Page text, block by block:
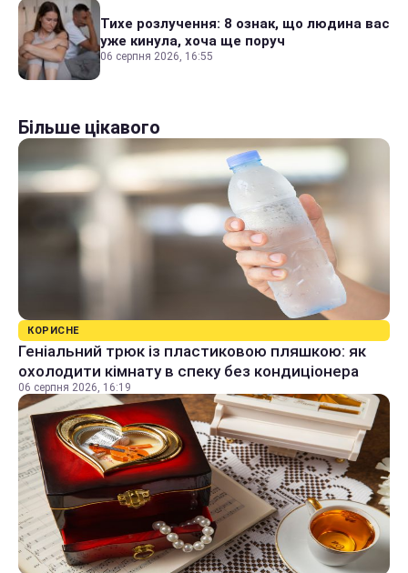
Тихе розлучення: 8 ознак, що людина вас
уже кинула, хоча ще поруч
06 серпня 2026, 16:55
Більше цікавого
КОРИСНЕ
Геніальний трюк із пластиковою пляшкою: як
охолодити кімнату в спеку без кондиціонера
06 серпня 2026, 16:19